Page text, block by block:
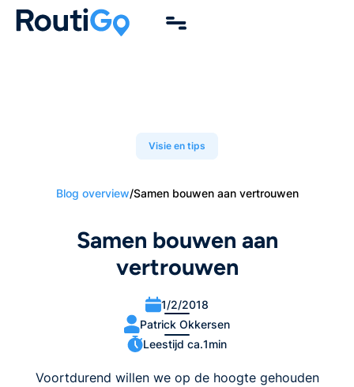
Visie en tips
Blog overview/Samen bouwen aan vertrouwen
Samen bouwen aan
vertrouwen
1/2/2018
Patrick Okkersen
Leestijd ca.1min
Voortdurend willen we op de hoogte gehouden